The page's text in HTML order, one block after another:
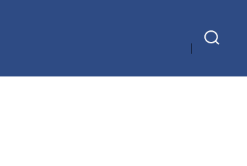
Arama
Göster/Gizle